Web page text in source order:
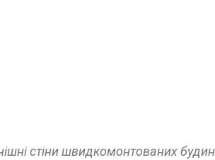
стіни швидкомонтованих